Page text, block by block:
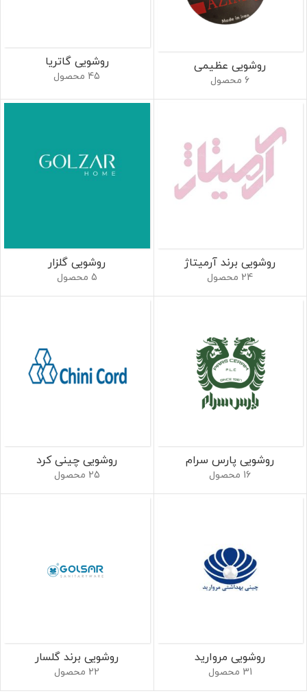
روشویی عظیمی
6 محصول
روشویی گاتریا
45 محصول
روشویی برند آرمیتاژ
24 محصول
روشویی گلزار
5 محصول
روشویی پارس سرام
16 محصول
روشویی چینی کرد
25 محصول
روشویی مروارید
31 محصول
روشویی برند گلسار
22 محصول